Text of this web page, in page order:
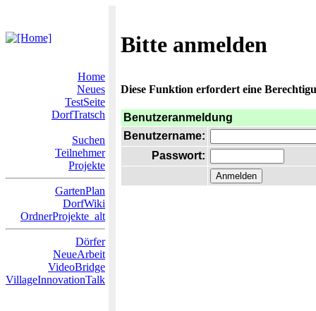
Bitte anmelden
Home
Neues
TestSeite
DorfTratsch
Suchen
Teilnehmer
Projekte
GartenPlan
DorfWiki
OrdnerProjekte_alt
Dörfer
NeueArbeit
VideoBridge
VillageInnovationTalk
Diese Funktion erfordert eine
Benutzeranmeldung
Benutzername:
Passwort: